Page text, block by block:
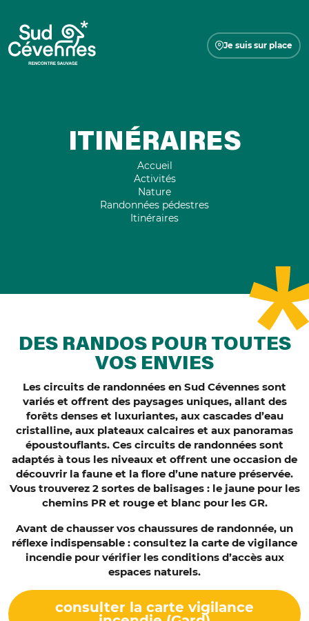
Je suis sur place
ITINÉRAIRES
Accueil
Activités
Nature
Randonnées pédestres
Itinéraires
DES RANDOS POUR TOUTES
VOS ENVIES
Les circuits de randonnées en Sud Cévennes sont
variés et offrent des paysages uniques, allant des
forêts denses et luxuriantes, aux cascades d’eau
cristalline, aux plateaux calcaires et aux panoramas
époustouflants. Ces circuits de randonnées sont
adaptés à tous les niveaux et offrent une occasion de
découvrir la faune et la flore d’une nature préservée.
Vous trouverez 2 sortes de balisages : le jaune pour les
chemins PR et rouge et blanc pour les GR.
Avant de chausser vos chaussures de randonnée, un
réflexe indispensable : consultez la carte de vigilance
incendie pour vérifier les conditions d’accès aux
espaces naturels.
consulter la carte vigilance